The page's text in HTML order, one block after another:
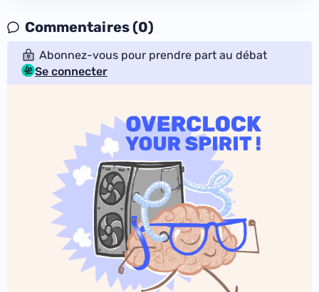
Commentaires (0)
Abonnez-vous pour prendre part au débat
Se connecter